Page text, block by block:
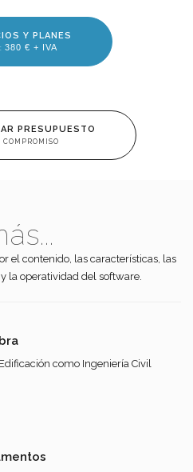
Y PLANES
380 € + IVA
PRESUPUESTO
COMPROMISO
el contenido, las características, las
la operatividad del software.
como Ingeniería Civil